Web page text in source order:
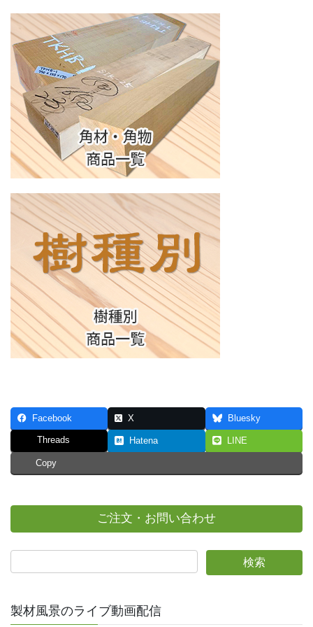
Facebook X Bluesky
Threads Hatena LINE
Copy
ご注文・お問い合わせ
製材風景のライブ動画配信